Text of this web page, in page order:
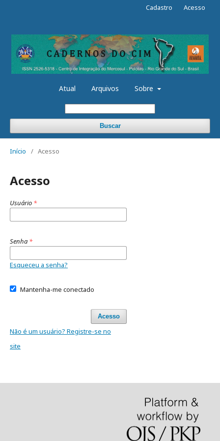
Atual Arquivos Sobre
Buscar
Cadastro Acesso
Início / Acesso
Acesso
Usuário *
Senha *
Esqueceu a senha?
Mantenha-me conectado
Acesso
Não é um usuário? Registre-se no
site